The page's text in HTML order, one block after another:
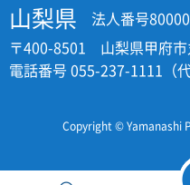
山梨県
法人番号
〒400-8501 山梨県甲府
電話番号 055-237-1111（代
Copyright © Yamanashi